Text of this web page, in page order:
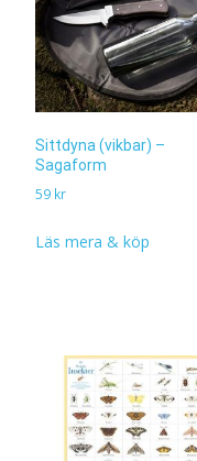
Sittdyna (vikbar) –
Sagaform
59 kr
Läs mera & köp